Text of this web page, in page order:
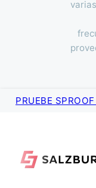
PRUEBE